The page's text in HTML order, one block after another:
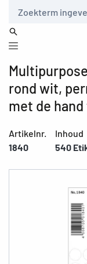
rond wit,
met de
Artikelnr.
1840
Inhoud
540